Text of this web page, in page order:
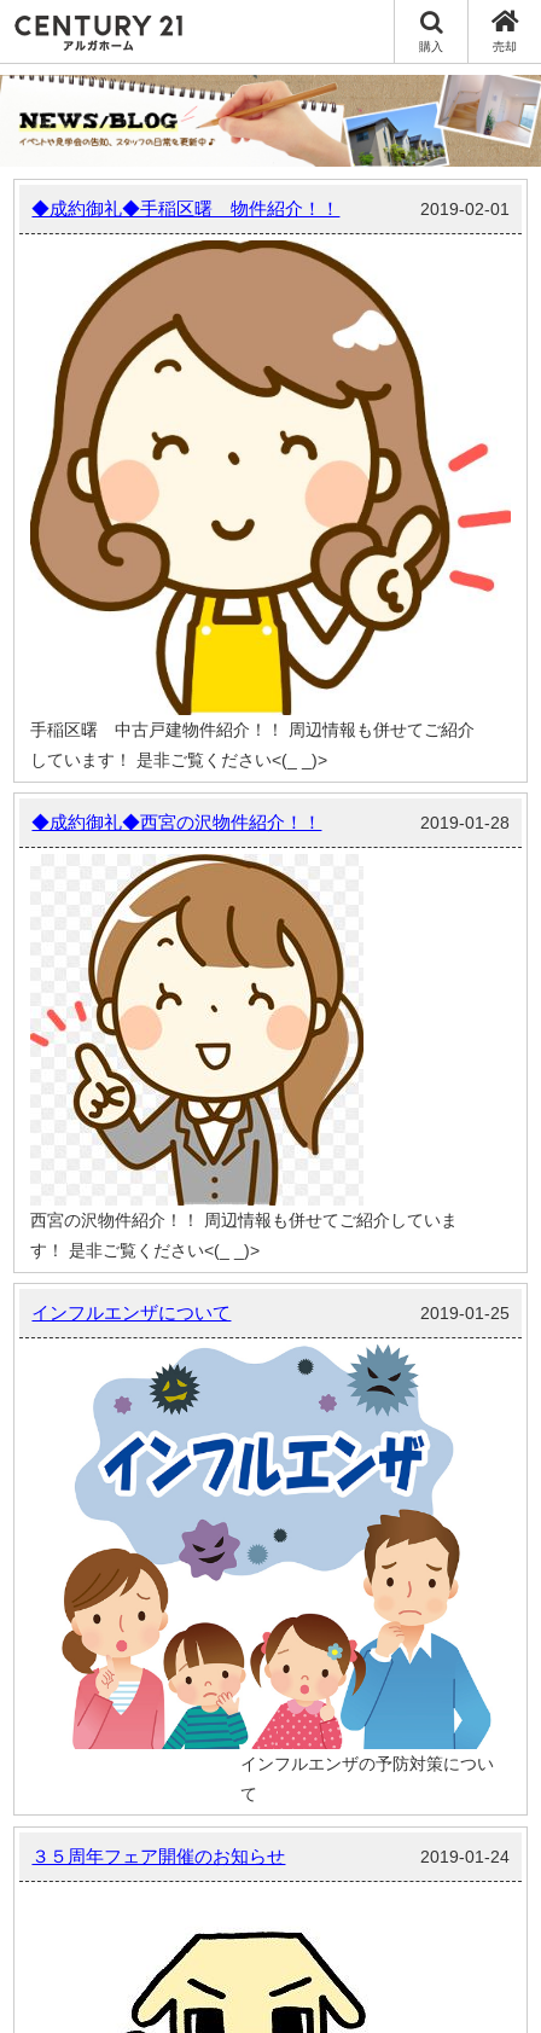
購入 売却
◆成約御礼◆手稲区曙 物件紹介！！ 2019-02-01
手稲区曙 中古戸建物件紹介！！ 周辺情報も併せてご紹介
しています！ 是非ご覧ください<(_ _)>
◆成約御礼◆西宮の沢物件紹介！！ 2019-01-28
西宮の沢物件紹介！！ 周辺情報も併せてご紹介していま
す！ 是非ご覧ください<(_ _)>
インフルエンザについて 2019-01-25
インフルエンザの予防対策につい
て
３５周年フェア開催のお知らせ 2019-01-24